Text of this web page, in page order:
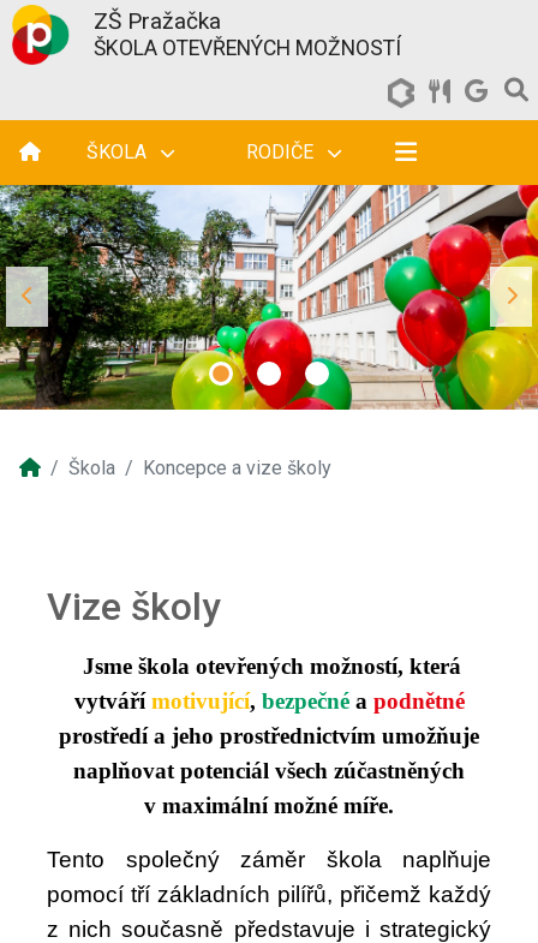
ZŠ Pražačka
ŠKOLA OTEVŘENÝCH MOŽNOSTÍ
ŠKOLA RODIČE
Škola Koncepce a vize školy
Vize školy
Jsme škola otevřených možností, která
vytvářímotivující, bezpečnéa podnětné
prostředí a jeho prostřednictvím umožňuje
naplňovat potenciál všech zúčastněných
v maximální možné míře.
Tento společný záměr škola naplňuje
pomocí tří základních pilířů, přičemž každý
z nich současně představuje i strategický